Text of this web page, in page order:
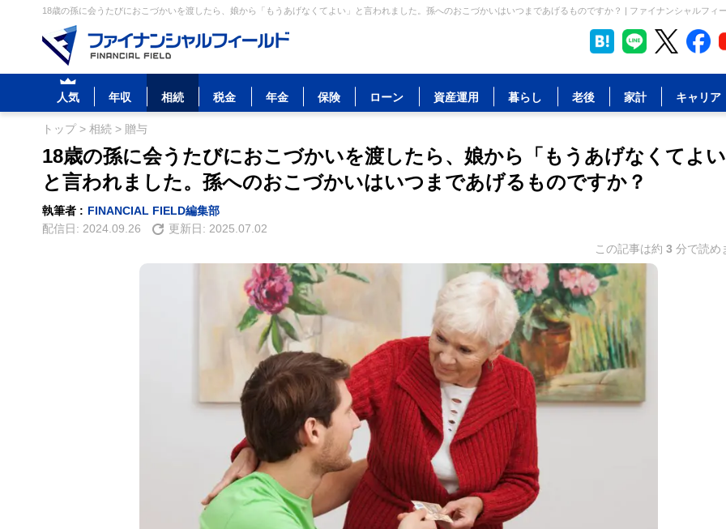
18歳の孫に会うたびにおこづかいを渡したら、娘から「もうあげなくてよい」と言われました。孫へのおこづかいはいつまであげるものですか？ | ファイナンシャルフィ
人気 年収 相続 税金 年金 保険 ローン 資産運用 暮らし 老後 家計 キャリア
トップ> 相続 > 贈与
18歳の孫に会うたびにおこづかいを渡したら、娘から「もうあげなくてよい
と言われました。孫へのおこづかいはいつまであげるものですか？
執筆者 : FINANCIAL FIELD編集部
配信日: 2024.09.26 更新日: 2025.07.02
この記事は約 3 分で読め